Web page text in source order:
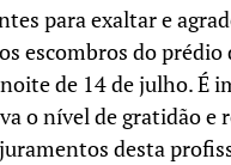
para exaltar e
escombros do prédio
de 14 de julho. É
o nível de gratidão e
desta